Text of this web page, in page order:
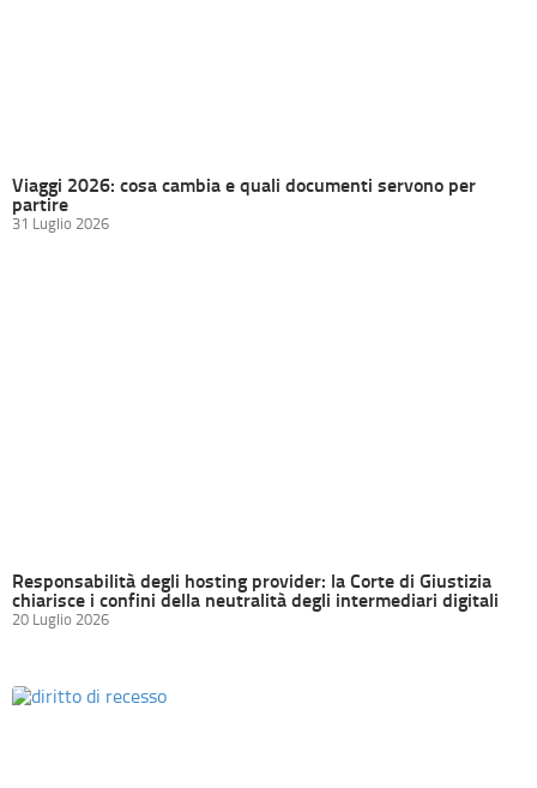
Viaggi 2026: cosa cambia e quali documenti servono per
partire
31 Luglio 2026
Responsabilità degli hosting provider: la Corte di Giustizia
chiarisce i confini della neutralità degli intermediari digitali
20 Luglio 2026